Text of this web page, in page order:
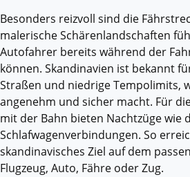
Besonders reizvoll sind die
malerische Schärenlandschaften
Autofahrer bereits während der
können. Skandinavien ist bekannt
Straßen und niedrige Tempolimits,
angenehm und sicher macht. Für
mit der Bahn bieten Nachtzüge wie
Schlafwagenverbindungen. So
skandinavisches Ziel auf dem
Flugzeug, Auto, Fähre oder Zug.